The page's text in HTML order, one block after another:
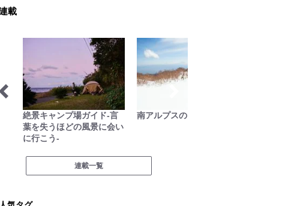
載
場ガイド-言
の風景に会い
南アルプスの日々
古くて新しい「ブッシュ
連載一覧